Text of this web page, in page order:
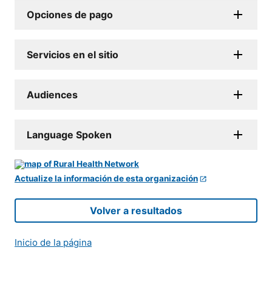
Opciones de pago
Servicios en el sitio
Audiences
Language Spoken
Actualize la información de esta organización
Volver a resultados
Inicio de la página